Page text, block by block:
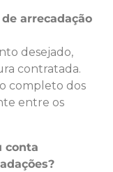
arrecadação
desejado,
contratada.
completo dos
entre os
conta